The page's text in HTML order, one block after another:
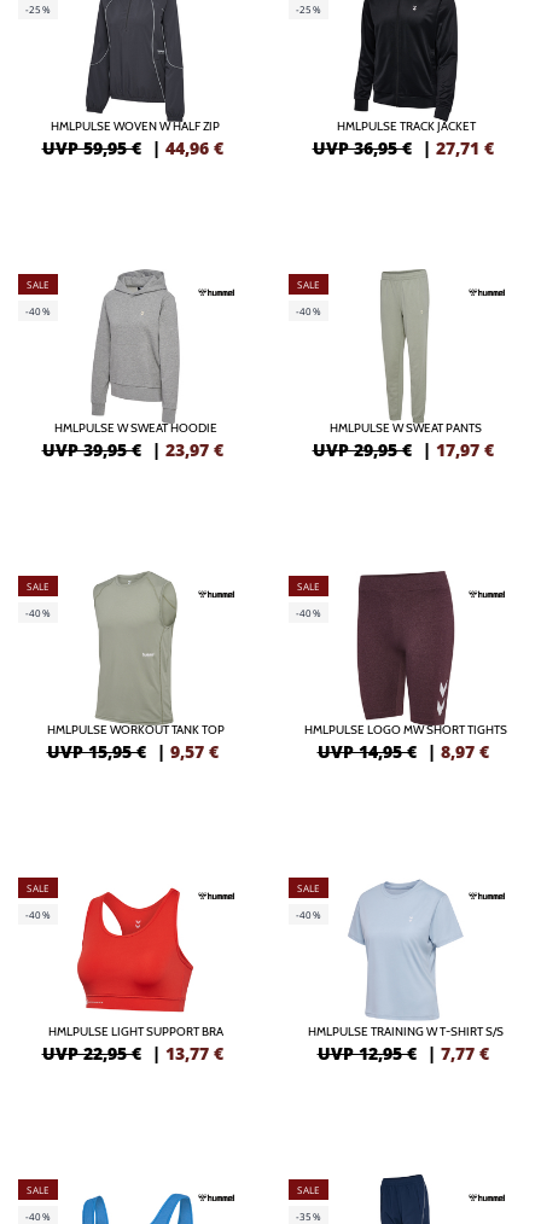
-25%
HMLPULSE WOVEN W HALF ZIP
UVP 59,95 € | 44,96 €
-25%
HMLPULSE TRACK JACKET
UVP 36,95 € | 27,71 €
SALE
-40%
HMLPULSE W SWEAT HOODIE
UVP 39,95 € | 23,97 €
SALE
-40%
HMLPULSE W SWEAT PANTS
UVP 29,95 € | 17,97 €
SALE
-40%
HMLPULSE WORKOUT TANK TOP
UVP 15,95 € | 9,57 €
SALE
-40%
HMLPULSE LOGO MW SHORT TIGHTS
UVP 14,95 € | 8,97 €
SALE
-40%
HMLPULSE LIGHT SUPPORT BRA
UVP 22,95 € | 13,77 €
SALE
-40%
HMLPULSE TRAINING W T-SHIRT S/S
UVP 12,95 € | 7,77 €
SALE
-40%
SALE
-35%